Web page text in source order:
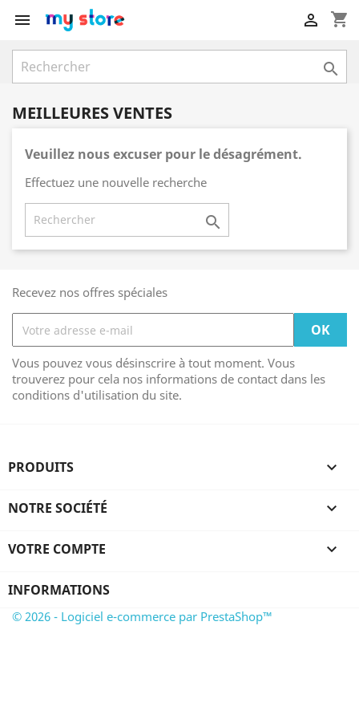
 shopping_cart


MEILLEURES VENTES
Veuillez nous excuser pour le désagrément.
Effectuez une nouvelle recherche

Recevez nos offres spéciales
Vous pouvez vous désinscrire à tout moment. Vous
trouverez pour cela nos informations de contact dans les
conditions d'utilisation du site.
PRODUITS 
NOTRE SOCIÉTÉ 
VOTRE COMPTE 
INFORMATIONS
© 2026 - Logiciel e-commerce par PrestaShop™